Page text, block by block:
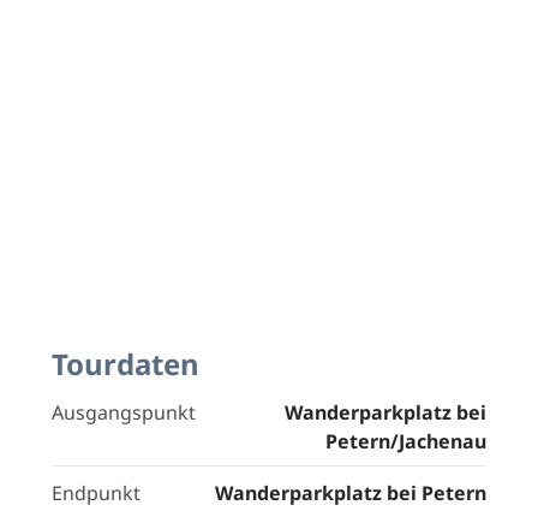
Tourdaten
Ausgangspunkt
Wanderparkplatz bei
Petern/Jachenau
Endpunkt
Wanderparkplatz bei Petern